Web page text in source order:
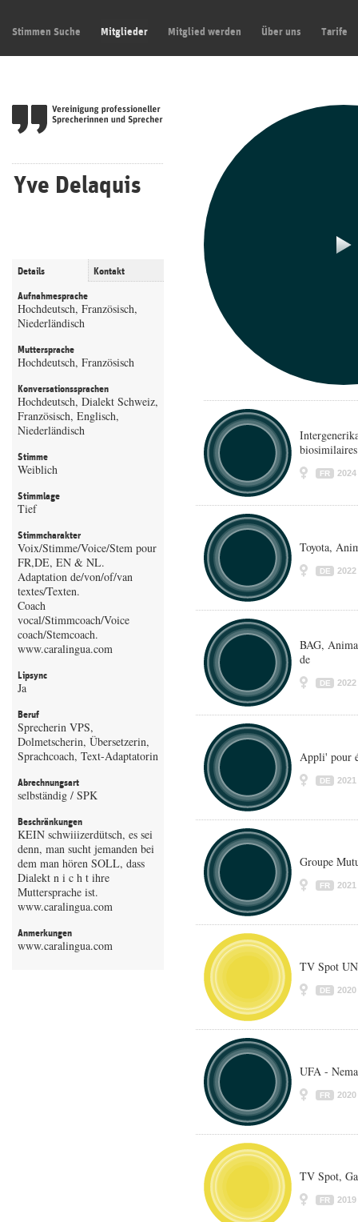
Stimmen Suche Mitglieder Mitglied werden Über uns Tarife
Yve Delaquis
Details Kontakt
Aufnahmesprache
Hochdeutsch, Französisch,
Niederländisch
Muttersprache
Hochdeutsch, Französisch
Konversationssprachen
Hochdeutsch, Dialekt Schweiz,
Französisch, Englisch,
Niederländisch
Stimme
Weiblich
Stimmlage
Tief
Stimmcharakter
Voix/Stimme/Voice/Stem pour
FR,DE, EN & NL.
Adaptation de/von/of/van
textes/Texten.
Coach
vocal/Stimmcoach/Voice
coach/Stemcoach.
www.caralingua.com
Lipsync
Ja
Beruf
Sprecherin VPS,
Dolmetscherin, Übersetzerin,
Sprachcoach, Text-Adaptatorin
Abrechnungsart
selbständig / SPK
Beschränkungen
KEIN schwiiizerdütsch, es sei
denn, man sucht jemanden bei
dem man hören SOLL, dass
Dialekt n i c h t ihre
Muttersprache ist.
www.caralingua.com
Anmerkungen
www.caralingua.com
FR 2024
Toyota,
DE 2022
BAG,
de
DE 2022
Appli' pour
DE 2021
Groupe
FR 2021
TV Spot
DE 2020
UFA -
FR 2020
TV Spot,
FR 2019